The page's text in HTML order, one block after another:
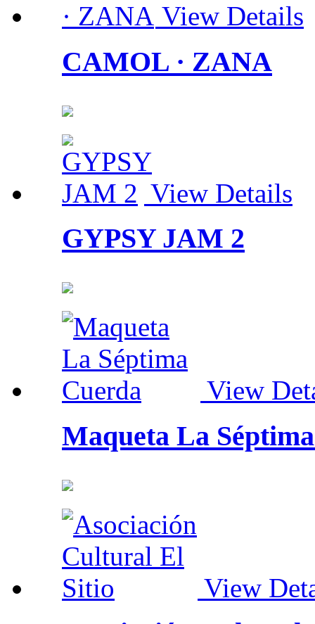
View Details
CAMOL · ZANA
View Details
GYPSY JAM 2
View
Maqueta La
View